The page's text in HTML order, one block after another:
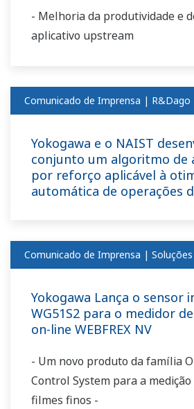
- Melhoria da produtividade e
aplicativo upstream
Comunicado de Imprensa | R&Dago
Yokogawa e o NAIST
conjunto um algoritmo de
por reforço aplicável à
automática de operações
Comunicado de Imprensa | Soluções
Yokogawa Lança o sensor
WG51S2 para o medidor
on-line WEBFREX NV
- Um novo produto da família
Control System para a
filmes finos -